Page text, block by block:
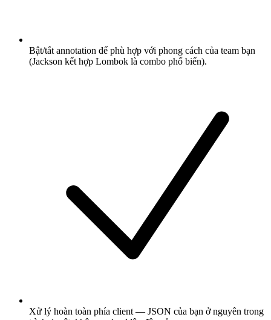
Bật/tắt annotation để phù hợp với phong cách của team bạn
(Jackson kết hợp Lombok là combo phổ biến).
Xử lý hoàn toàn phía client — JSON của bạn ở nguyên trong